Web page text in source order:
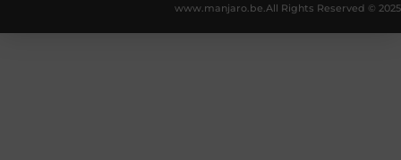
All Rights Reserved © 2025
www.manjaro.be.